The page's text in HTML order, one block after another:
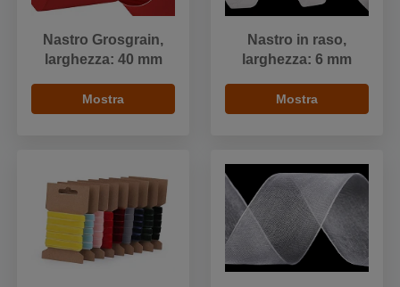
Nastro Grosgrain,
larghezza: 40 mm
Mostra
Nastro in raso,
larghezza: 6 mm
Mostra